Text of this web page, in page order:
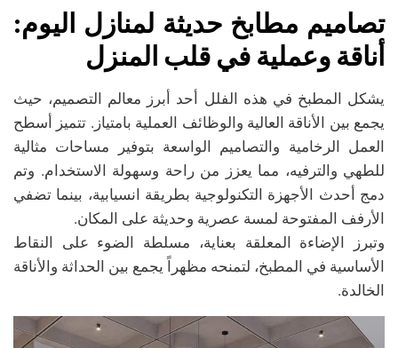
تصاميم مطابخ حديثة لمنازل اليوم:
أناقة وعملية في قلب المنزل
يشكل المطبخ في هذه الفلل أحد أبرز معالم التصميم، حيث
يجمع بين الأناقة العالية والوظائف العملية بامتياز. تتميز أسطح
العمل الرخامية والتصاميم الواسعة بتوفير مساحات مثالية
للطهي والترفيه، مما يعزز من راحة وسهولة الاستخدام. وتم
دمج أحدث الأجهزة التكنولوجية بطريقة انسيابية، بينما تضفي
الأرفف المفتوحة لمسة عصرية وحديثة على المكان.
وتبرز الإضاءة المعلقة بعناية، مسلطة الضوء على النقاط
الأساسية في المطبخ، لتمنحه مظهراً يجمع بين الحداثة والأناقة
الخالدة.